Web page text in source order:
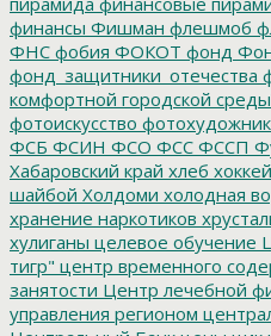
финансы Фишман флешмоб
ФНС фобия ФОКОТ фонд
фонд_защитники_отечества
комфортной городской
фотоискусство
ФСБ ФСИН ФСО ФСС ФССП
Хабаровский край хлеб хоккей
шайбой Холдоми холодная
хранение наркотиков
хулиганы целевое обучение
тигр" центр временного
занятости Центр лечебной
управления регионом